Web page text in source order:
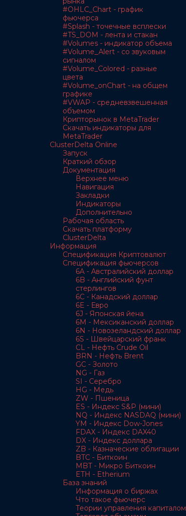
#OHLC_Chart - график
фьючерса
#Splash - точечные всплески
#TS_DOM - лента и стакан
#Volumes - индикатор объема
#Volume_Alert - со звуковым
сигналом
#Volume_Colored - разные
цвета
#Volume_onChart - на общем
графике
#VWAP - средневзвешенная
объемом
Крипторынок в MetaTrader
Скачать индикаторы для
MetaTrader
ClusterDelta Online
Запуск
Краткий обзор
Документация
Верхнее меню
Навигация
Закладки
Индикаторы
Дополнительно
Рабочая область
Скачать платформу
ClusterDelta
Информация
Спецификация Криптовалют
Спецификация фьючерсов
6A - Австралийский доллар
6B - Английский фунт
стерлингов
6C - Канадский доллар
6E - Евро
6J - Японская йена
6M - Мексиканский доллар
6N - Новозеландский доллар
6S - Швейцарский франк
CL - Нефть Crude Oil
BRN - Нефть Brent
GC - Золото
NG - Газ
SI - Серебро
HG - Медь
ZW - Пшеница
ES - Индекс S&P (мини)
NQ - Индекс NASDAQ (мини)
YM - Индекс Dow-Jones
FDAX - Индекс DAX40
DX - Индекс доллара
ZB - Казначеские облигации
BTC - Биткоин
MBT - Микро Биткоин
ETH - Etherium
База знаний
Информация о биржах
Что такое фьючерс
Теории управления капиталом